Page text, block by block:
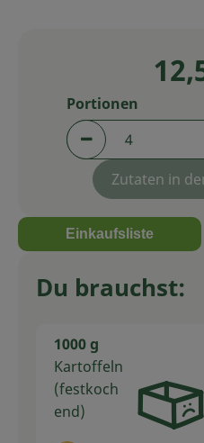
Portionen
Portionen
Zutaten in
Einkaufsliste
Du brauchst:
1000 g
Kartoffeln
(festkoch
end)